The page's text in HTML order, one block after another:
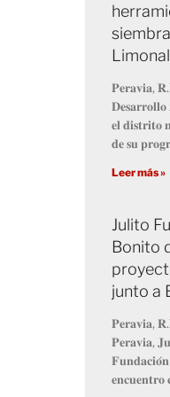
Limonal
𝐏𝐞𝐫𝐚𝐯𝐢𝐚,
𝐞𝐥
𝐝𝐞 𝐬𝐮
Leer más »
Julito
Bonito
junto a
𝐏𝐞𝐫𝐚𝐯𝐢𝐚,
𝐏𝐞𝐫𝐚𝐯𝐢𝐚,
𝐅𝐮𝐧𝐝𝐚𝐜𝐢𝐨́𝐧
𝐞𝐧𝐜𝐮𝐞𝐧𝐭𝐫𝐨